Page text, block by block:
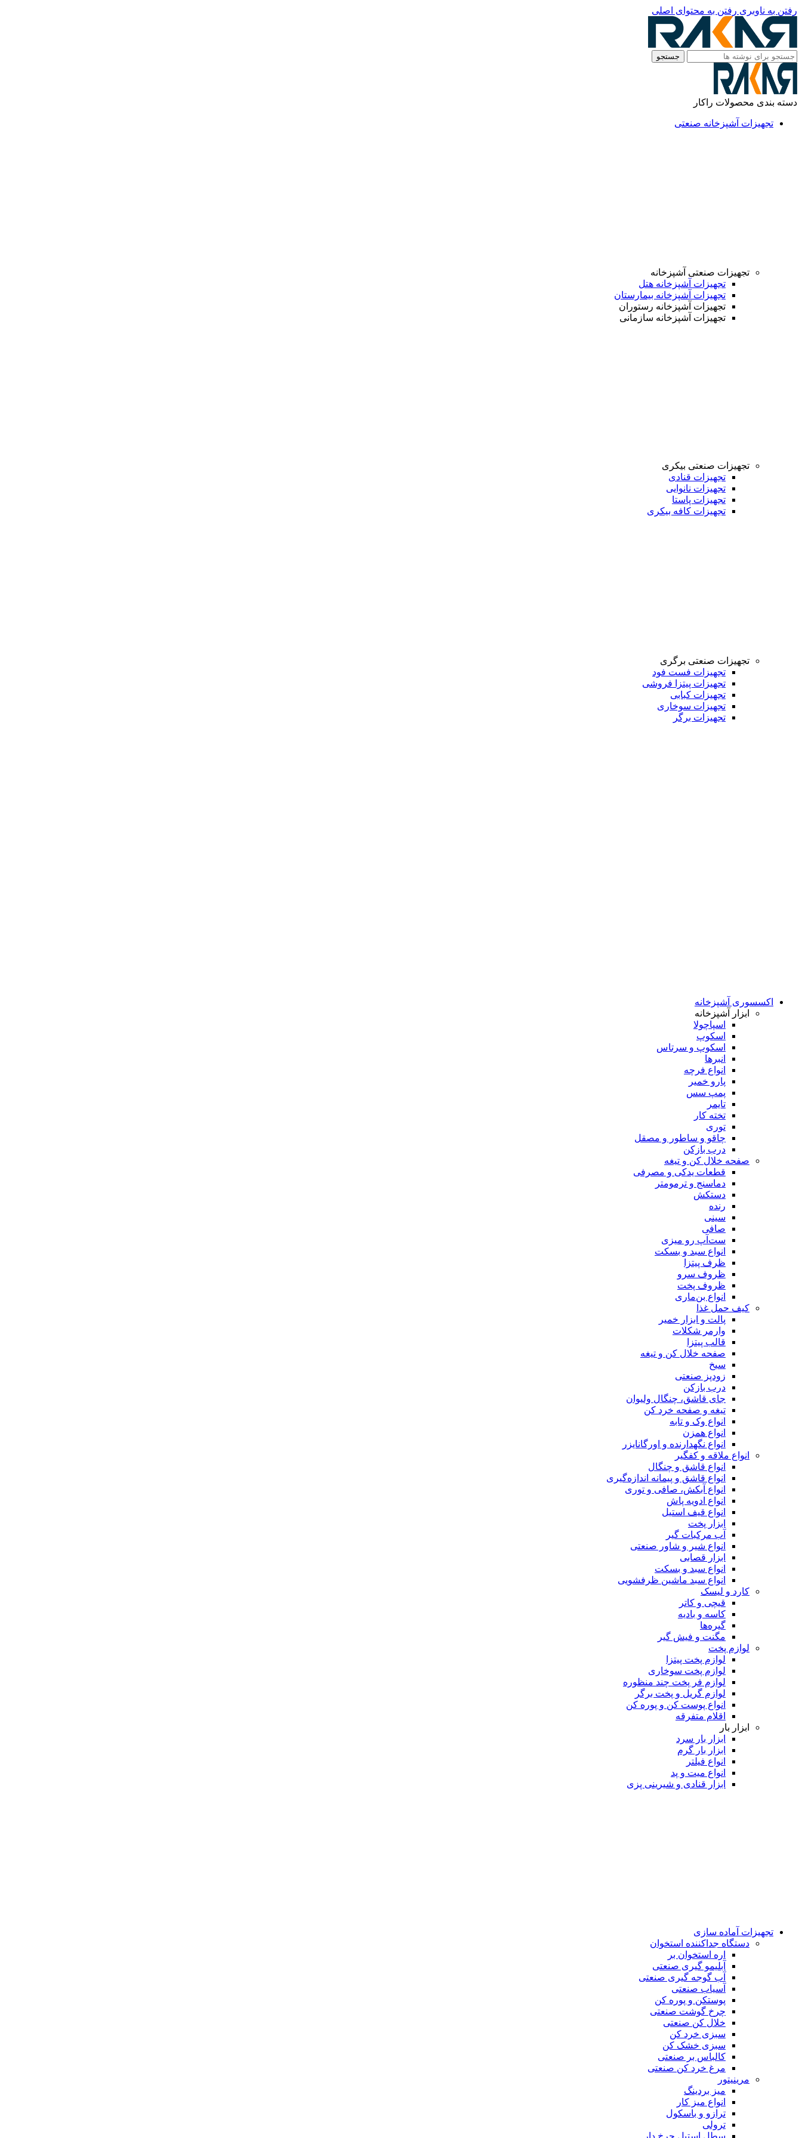
رفتن به ناوبری رفتن به محتوای اصلی
جستجو
دسته بندی محصولات راکار
تجهیزات آشپزخانه صنعتی
تجهیزات صنعتی آشپزخانه
تجهیزات آشپزخانه هتل
تجهیزات آشپزخانه بیمارستان
تجهیزات آشپزخانه رستوران
تجهیزات آشپزخانه سازمانی
تجهیزات صنعتی بیکری
تجهیزات قنادی
تجهیزات نانوایی
تجهیزات پاستا
تجهیزات کافه بیکری
تجهیزات صنعتی برگری
تجهیزات فست فود
تجهیزات پیتزا فروشی
تجهیزات کبابی
تجهیزات سوخاری
تجهیزات برگر
اکسسوری آشپزخانه
ابزار آشپزخانه
اسپاچولا
اسکوپ
اسکوپ و سرتاس
انبرها
انواع فرچه
پارو خمیر
پمپ سس
تایمر
تخته کار
توری
چاقو و ساطور و مصقل
درب بازکن
صفحه خلال کن و تیغه
قطعات یدکی و مصرفی
دماسنج و ترمومتر
دستکش
رنده
سینی
صافی
ست‌آپ رو میزی
انواع سبد و بسکت
ظرف پیتزا
ظروف سرو
ظروف پخت
انواع بن‌ماری
کیف حمل غذا
پالت و ابزار خمیر
وارمر شکلات
قالب پیتزا
صفحه خلال کن و تیغه
سیخ
زودپز صنعتی
درب بازکن
جای قاشق، چنگال ولیوان
تیغه و صفحه خرد کن
انواع وک و تابه
انواع همزن
انواع نگهدارنده و اورگانایزر
انواع ملاقه و کفگیر
انواع قاشق و چنگال
انواع قاشق و پیمانه اندازه‌گیری
انواع آبکش، صافی و توری
انواع ادویه پاش
انواع قیف استیل
ابزار پخت
آب مرکبات گیر
انواع شیر و شاور صنعتی
ابزار قصابی
انواع سبد و بسکت
انواع سبد ماشین ظرفشویی
کارد و لیسک
قیچی و کاتر
کاسه و بادیه
گیره‌ها
مگنت و فیش گیر
لوازم پخت
لوازم پخت پیتزا
لوازم پخت سوخاری
لوازم فر پخت چند منظوره
لوازم گریل و پخت برگر
انواع پوست کن و پوره کن
اقلام متفرقه
ابزار بار
ابزار بار سرد
ابزار بار گرم
انواع فیلتر
انواع میت و پد
ابزار قنادی و شیرینی پزی
تجهیزات آماده سازی
دستگاه جداکننده استخوان
اره استخوان بر
آبلیمو گیری صنعتی
آب گوجه گیری صنعتی
آسیاب صنعتی
پوستکن و پوره کن
چرخ گوشت صنعتی
خلال کن صنعتی
سبزی خرد کن
سبزی خشک کن
کالباس بر صنعتی
مرغ خرد کن صنعتی
مرینیتور
میز بردینگ
انواع میز کار
ترازو و باسکول
ترولی
سطل استیل چرخ دار